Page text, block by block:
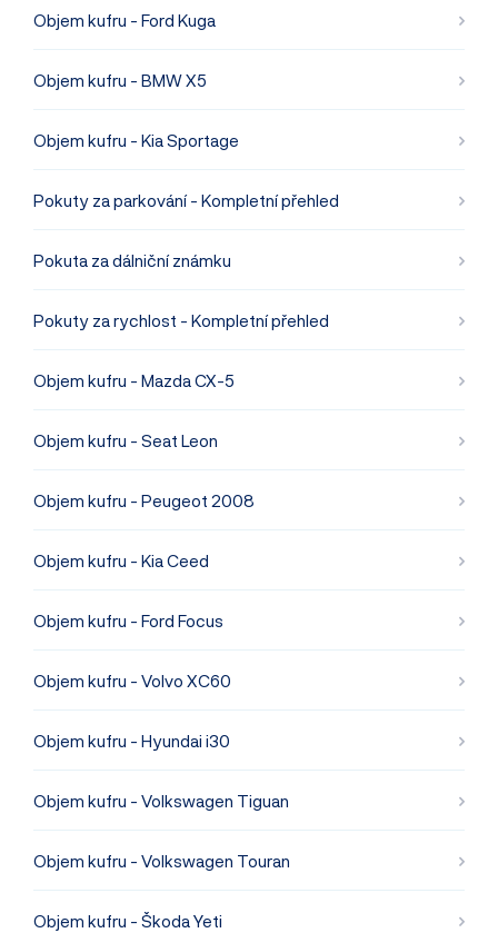
Objem kufru - Ford Kuga
Objem kufru - BMW X5
Objem kufru - Kia Sportage
Pokuty za parkování - Kompletní přehled
Pokuta za dálniční známku
Pokuty za rychlost - Kompletní přehled
Objem kufru - Mazda CX-5
Objem kufru - Seat Leon
Objem kufru - Peugeot 2008
Objem kufru - Kia Ceed
Objem kufru - Ford Focus
Objem kufru - Volvo XC60
Objem kufru - Hyundai i30
Objem kufru - Volkswagen Tiguan
Objem kufru - Volkswagen Touran
Objem kufru - Škoda Yeti